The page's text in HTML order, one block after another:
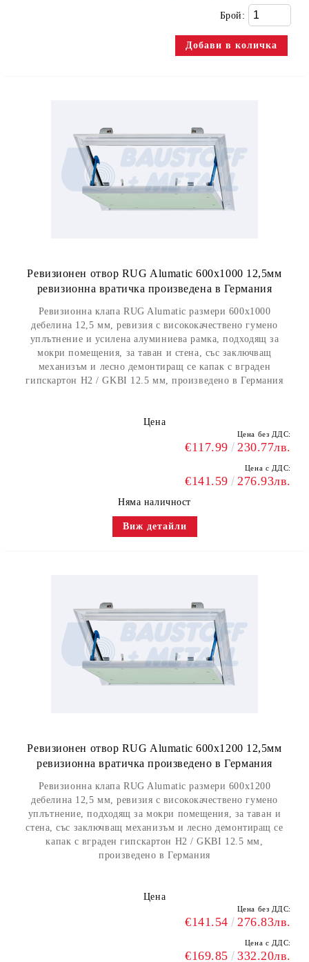
Брой:
Ревизионен отвор RUG Alumatic 600x1000 12,5мм
ревизионна вратичка произведена в Германия
Ревизионна клапа RUG Alumatic размери 600x1000
дебелина 12,5 мм, ревизия с висококачествено гумено
уплътнение и усилена алуминиева рамка, подходящ за
мокри помещения, за таван и стена, със заключващ
механизъм и лесно демонтиращ се капак с вграден
гипскартон H2 / GKBI 12.5 мм, произведено в Германия
Цена
Цена без ДДС:
€117.99 230.77лв.
Цена с ДДС:
€141.59 276.93лв.
Няма наличност
Виж детайли
Ревизионен отвор RUG Alumatic 600x1200 12,5мм
ревизионна вратичка произведено в Германия
Ревизионна клапа RUG Alumatic размери 600x1200
дебелина 12,5 мм, ревизия с висококачествено гумено
уплътнение, подходящ за мокри помещения, за таван и
стена, със заключващ механизъм и лесно демонтиращ се
капак с вграден гипскартон H2 / GKBI 12.5 мм,
произведено в Германия
Цена
Цена без ДДС:
€141.54 276.83лв.
Цена с ДДС:
€169.85 332.20лв.